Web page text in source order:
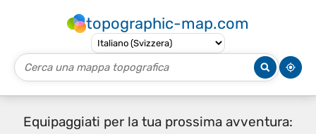
topographic-map.com
Equipaggiati per la tua prossima avventura: